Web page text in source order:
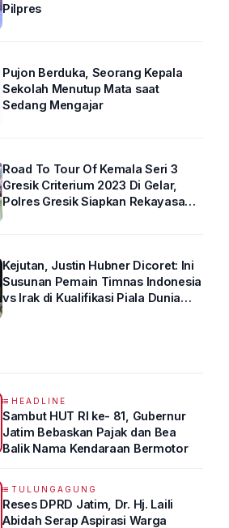
Pilpres
Pujon Berduka, Seorang Kepala
Sekolah Menutup Mata saat
Sedang Mengajar
Road To Tour Of Kemala Seri 3
Gresik Criterium 2023 Di Gelar,
Polres Gresik Siapkan Rekayasa
Kejutan, Justin Hubner Dicoret: Ini
Susunan Pemain Timnas Indonesia
vs Irak di Kualifikasi Piala Dunia
HEADLINE
Sambut HUT RI ke- 81, Gubernur
Jatim Bebaskan Pajak dan Bea
Balik Nama Kendaraan Bermotor
TULUNGAGUNG
Reses DPRD Jatim, Dr. Hj. Laili
Abidah Serap Aspirasi Warga